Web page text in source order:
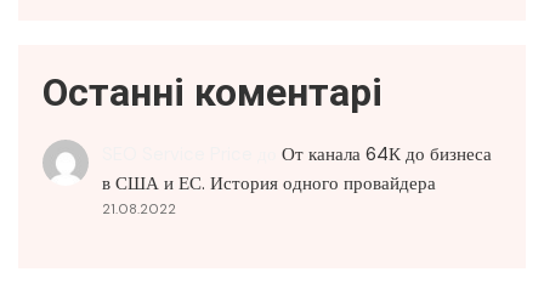
Останні коментарі
От канала 64К до бизнеса
в США и ЕС. История одного провайдера
21.08.2022